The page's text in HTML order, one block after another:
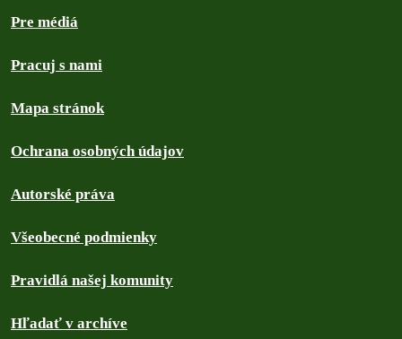
Pre médiá
Pracuj s nami
Mapa stránok
Ochrana osobných údajov
Autorské práva
Všeobecné podmienky
Pravidlá našej komunity
Hľadať v archíve